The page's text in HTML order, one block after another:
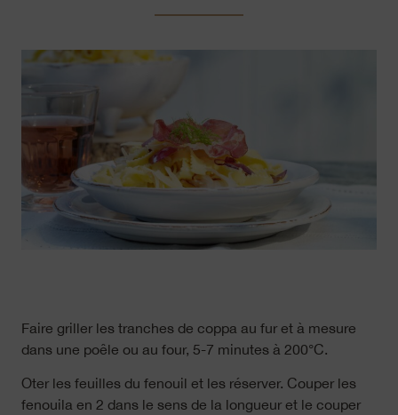
Faire griller les tranches de coppa au fur et à mesure
dans une poêle ou au four, 5-7 minutes à 200°C.
Oter les feuilles du fenouil et les réserver. Couper les
fenouila en 2 dans le sens de la longueur et le couper